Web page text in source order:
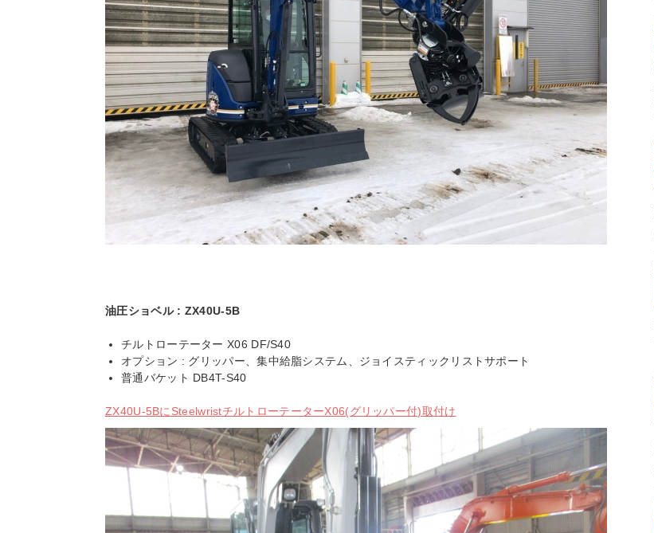
油圧ショベル : ZX40U-5B
チルトローテーター X06 DF/S40
オプション : グリッパー、集中給脂システム、ジョイスティックリストサポート
普通バケット DB4T-S40
ZX40U-5BにSteelwristチルトローテーターX06(グリッパー付)取付け